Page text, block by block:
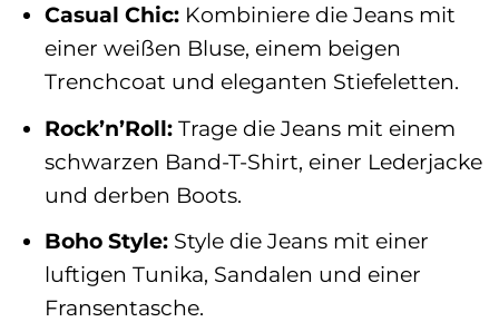
Casual Chic:Kombiniere die Jeans mit
einer weißen Bluse, einem beigen
Trenchcoat und eleganten Stiefeletten.
Rock’n’Roll:Trage die Jeans mit einem
schwarzen Band-T-Shirt, einer Lederjacke
und derben Boots.
Boho Style:Style die Jeans mit einer
luftigen Tunika, Sandalen und einer
Fransentasche.